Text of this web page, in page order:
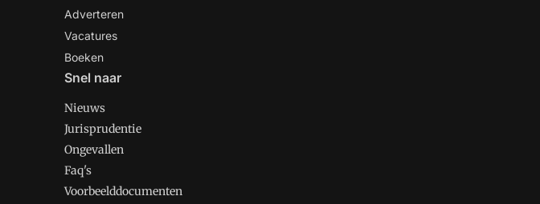
Adverteren
Vacatures
Boeken
Snel naar
Nieuws
Jurisprudentie
Ongevallen
Faq's
Voorbeelddocumenten